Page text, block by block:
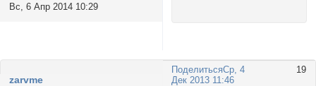
Вс, 6 Апр 2014 10:29
Поделиться 19
Ср, 4
Дек 2013 11:46
zarvme